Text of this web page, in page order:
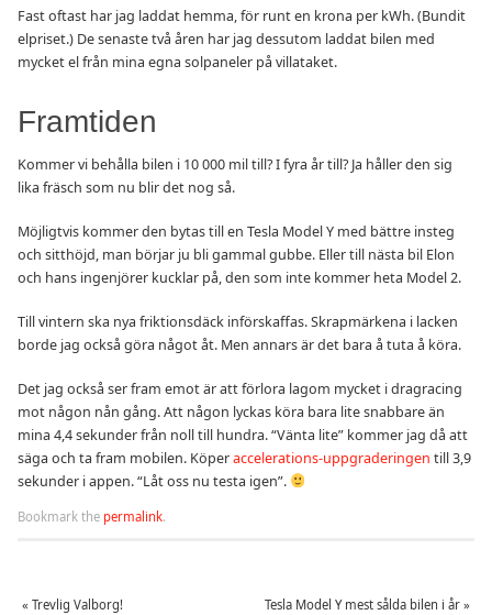
Fast oftast har jag laddat hemma, för runt en krona per kWh. (Bundit
elpriset.) De senaste två åren har jag dessutom laddat bilen med
mycket el från mina egna solpaneler på villataket.
Framtiden
Kommer vi behålla bilen i 10 000 mil till? I fyra år till? Ja håller den sig
lika fräsch som nu blir det nog så.
Möjligtvis kommer den bytas till en Tesla Model Y med bättre insteg
och sitthöjd, man börjar ju bli gammal gubbe. Eller till nästa bil Elon
och hans ingenjörer kucklar på, den som inte kommer heta Model 2.
Till vintern ska nya friktionsdäck införskaffas. Skrapmärkena i lacken
borde jag också göra något åt. Men annars är det bara å tuta å köra.
Det jag också ser fram emot är att förlora lagom mycket i dragracing
mot någon nån gång. Att någon lyckas köra bara lite snabbare än
mina 4,4 sekunder från noll till hundra. “Vänta lite” kommer jag då att
säga och ta fram mobilen. Köperaccelerations-uppgraderingen till 3,9
sekunder i appen. “Låt oss nu testa igen”.
Bookmark the permalink.
« Trevlig Valborg! Tesla Model Y mest sålda bilen i år »